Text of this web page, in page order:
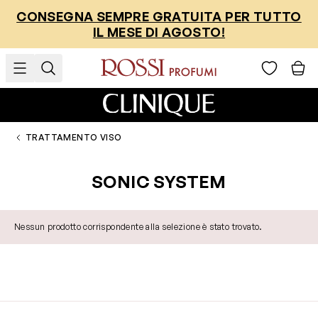
CONSEGNA SEMPRE GRATUITA PER TUTTO
IL MESE DI AGOSTO!
TRATTAMENTO VISO
SONIC SYSTEM
Nessun prodotto corrispondente alla selezione è stato trovato.